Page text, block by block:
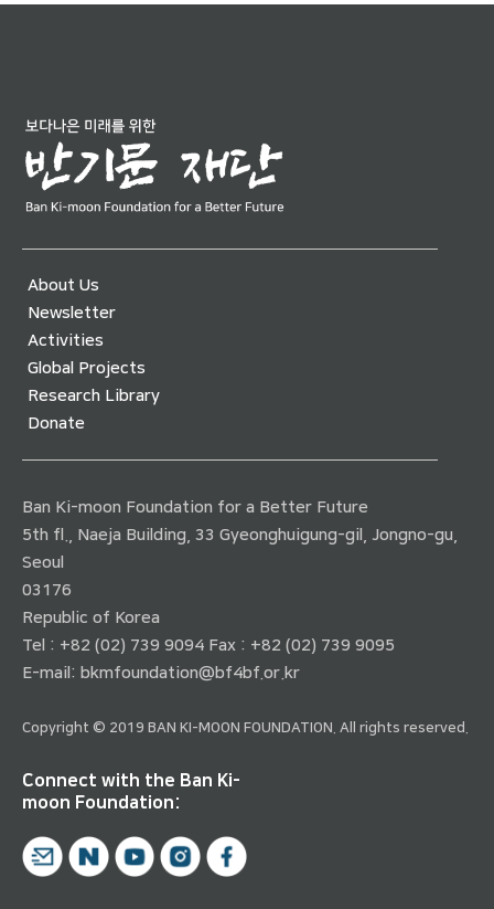
About Us
Newsletter
Activities
Global Projects
Research Library
Donate
Ban Ki-moon Foundation for a Better Future
5th fl., Naeja Building, 33 Gyeonghuigung-gil, Jongno-gu,
Seoul
03176
Republic of Korea
Tel : +82 (02) 739 9094 Fax : +82 (02) 739 9095
E-mail: bkmfoundation@bf4bf.or.kr
Copyright © 2019 BAN KI-MOON FOUNDATION. All rights reserved.
Connect with the Ban Ki-
moon Foundation: